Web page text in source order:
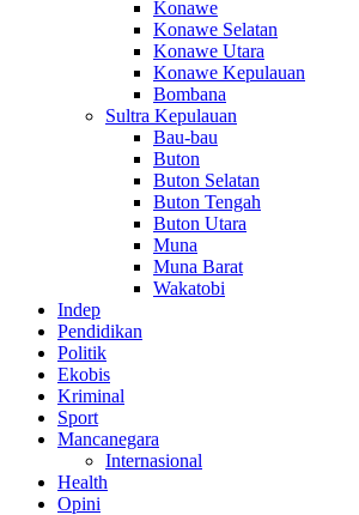
Konawe
Konawe Selatan
Konawe Utara
Konawe Kepulauan
Bombana
Sultra Kepulauan
Bau-bau
Buton
Buton Selatan
Buton Tengah
Buton Utara
Muna
Muna Barat
Wakatobi
Indep
Pendidikan
Politik
Ekobis
Kriminal
Sport
Mancanegara
Internasional
Health
Opini